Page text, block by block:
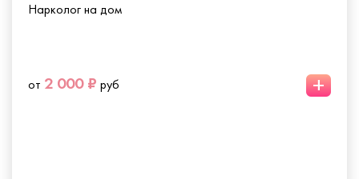
Нарколог на дом
от 2 000 ₽ руб +